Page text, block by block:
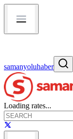
samanyoluhaber
Loading rates...